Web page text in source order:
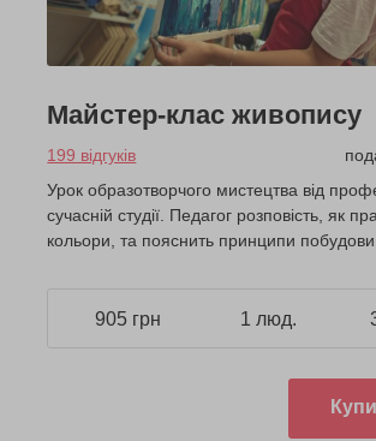
Майстер-клас живопису
199 відгуків
Урок образотворчого мистецтва від
сучасній студії. Педагог розповість, як
кольори, та пояснить принципи побудови
905 грн 1 люд.